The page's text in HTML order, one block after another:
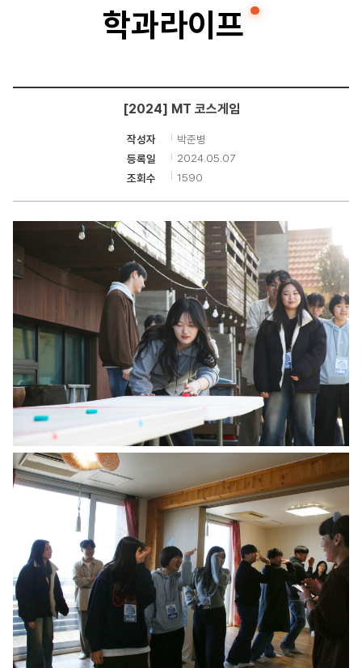
학
학과라이프
[2024] MT 코스게임
작성자
박준병
등록일
2024.05.07
조회수
1590